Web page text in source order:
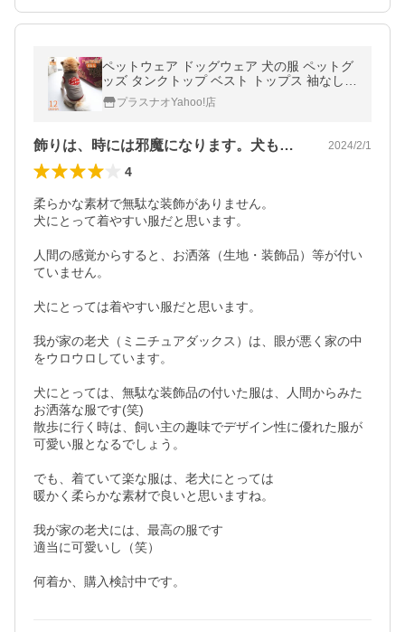
ペットウェア ドッグウェア 犬の服 ペットグ
ッズ タンクトップ ベスト トップス 袖なし
メッシュ 薄手 通気 日焼け防止 紫外線対策
カラフル イラ
プラスナオYahoo!店
飾りは、時には邪魔になります。犬も楽だ〜 2024/2/1
4
柔らかな素材で無駄な装飾がありません。
犬にとって着やすい服だと思います。
人間の感覚からすると、お洒落（生地・装飾品）等が付い
ていません。
犬にとっては着やすい服だと思います。
我が家の老犬（ミニチュアダックス）は、眼が悪く家の中
をウロウロしています。
犬にとっては、無駄な装飾品の付いた服は、人間からみた
お洒落な服です(笑)
散歩に行く時は、飼い主の趣味でデザイン性に優れた服が
可愛い服となるでしょう。
でも、着ていて楽な服は、老犬にとっては
暖かく柔らかな素材で良いと思いますね。
我が家の老犬には、最高の服です
適当に可愛いし（笑）
何着か、購入検討中です。